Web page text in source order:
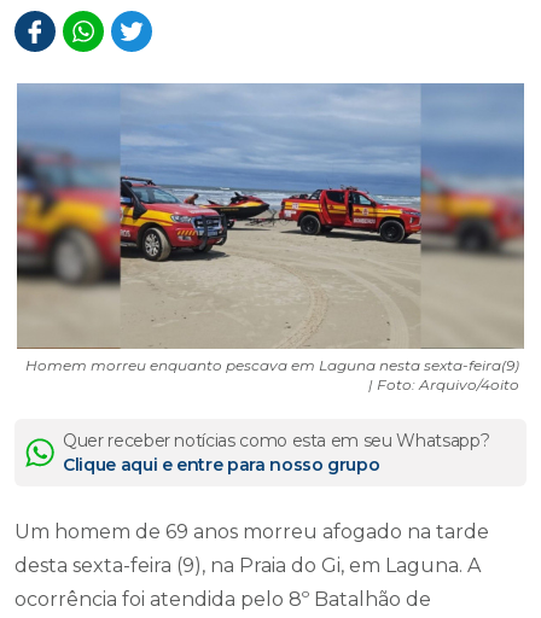
Homem morreu enquanto pescava em Laguna nesta sexta-feira(9)
| Foto: Arquivo/4oito
Quer receber notícias como esta em seu Whatsapp?
Clique aqui e entre para nosso grupo
Um homem de 69 anos morreu afogado na tarde
desta sexta-feira (9), na Praia do Gi, em Laguna. A
ocorrência foi atendida pelo 8º Batalhão de